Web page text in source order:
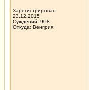
Зарегистрирован:
23.12.2015
Суждений: 908
Откуда: Венгрия